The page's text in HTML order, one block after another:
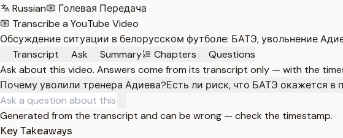
Russian
Голевая Передача
Transcribe a YouTube Video
Обсуждение ситуации в белорусском футболе: БАТЭ, увольнение
Transcript
Ask Summary Chapters
Questions
Ask about this video. Answers come from its transcript only — with the
Почему уволили тренера Адиева?Есть ли риск, что БАТЭ окажется в
Generated from the transcript and can be wrong — check the timestamp.
Key Takeaways